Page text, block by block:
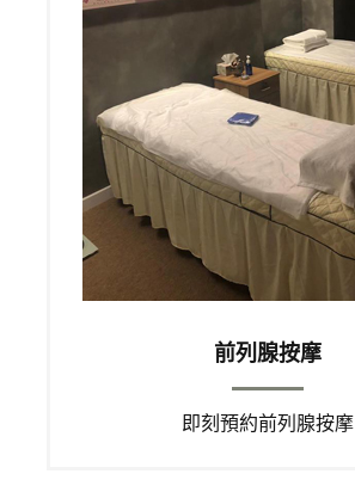
前列腺按摩
即刻預約前列腺按摩